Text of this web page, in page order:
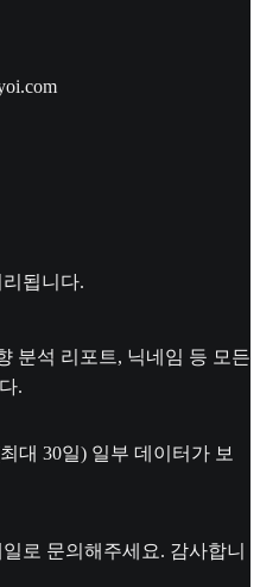
됩니다.
분석 리포트, 닉네임 등 모든
.
대 30일) 일부 데이터가 보
로 문의해주세요. 감사합니